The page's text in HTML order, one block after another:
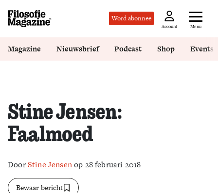
Word abonnee
Account Menu
Magazine Nieuwsbrief Podcast Shop Events
Stine Jensen:
Faalmoed
DoorStine Jensenop 28 februari 2018
Bewaar bericht